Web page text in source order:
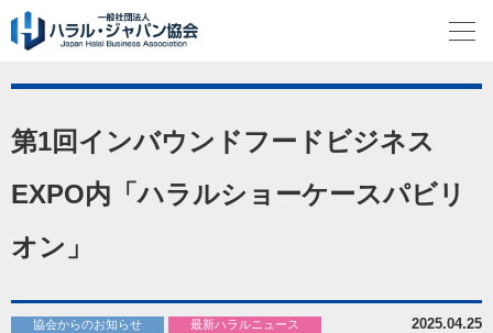
第1回インバウンドフードビジネス
EXPO内「ハラルショーケースパビリ
オン」
2025.04.25
協会からのお知らせ
最新ハラルニュース